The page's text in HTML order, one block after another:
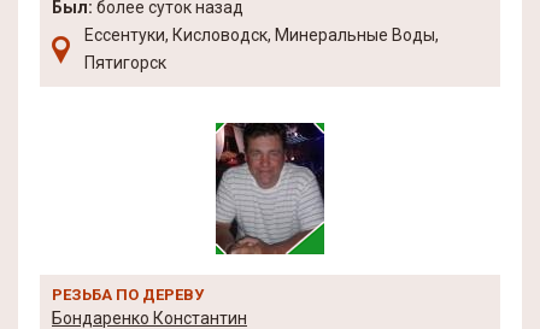
Был: более суток назад
Ессентуки, Кисловодск, Минеральные Воды,
Пятигорск
РЕЗЬБА ПО ДЕРЕВУ
Бондаренко Константин